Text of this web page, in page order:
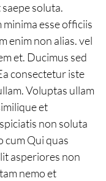
soluta.
esse officiis
enim non alias. vel
et. Ducimus sed
consectetur iste
Voluptas ullam
et
non soluta
cum Qui quas
asperiores non
nemo et